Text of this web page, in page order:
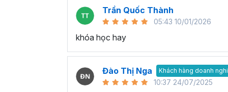
Trần Quốc Thành
05:43 10/01/2026
khóa học hay
Đào Thị Nga Khách hàng doanh
10:37 24/07/2025